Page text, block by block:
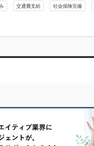
交通費支給 社会保険完備